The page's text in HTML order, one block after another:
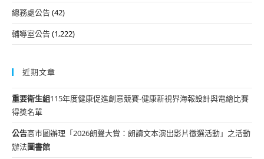
總務處公告(42)
輔導室公告(1,222)
近期文章
重要衛生組115年度健康促進創意競賽-健康新視界海報設計與電繪比賽
得獎名單
公告高市圖辦理「2026朗聲大賞：朗讀文本演出影片徵選活動」之活動
辦法圖書館